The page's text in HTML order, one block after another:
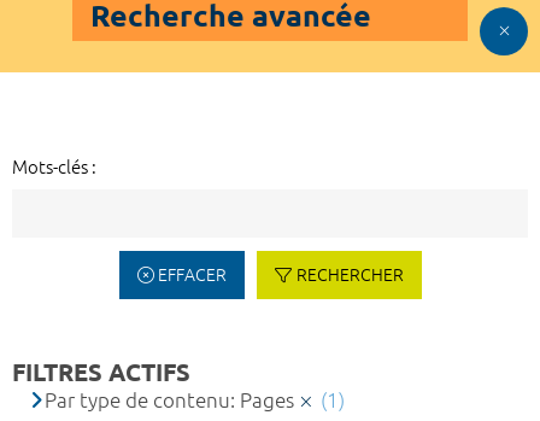
Recherche avancée
Mots-clés :
EFFACER RECHERCHER
FILTRES ACTIFS
Par type de contenu: Pages
(1)